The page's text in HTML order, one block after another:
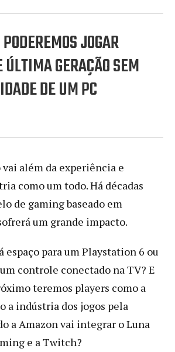
JOGAR
ÚLTIMA GERAÇÃO SEM
DE UM PC
vai além da experiência e
como um todo. Há décadas
de gaming baseado em
um grande impacto.
espaço para um Playstation 6 ou
controle conectado na TV? E
teremos players como a
a indústria dos jogos pela
a Amazon vai integrar o Luna
e a Twitch?